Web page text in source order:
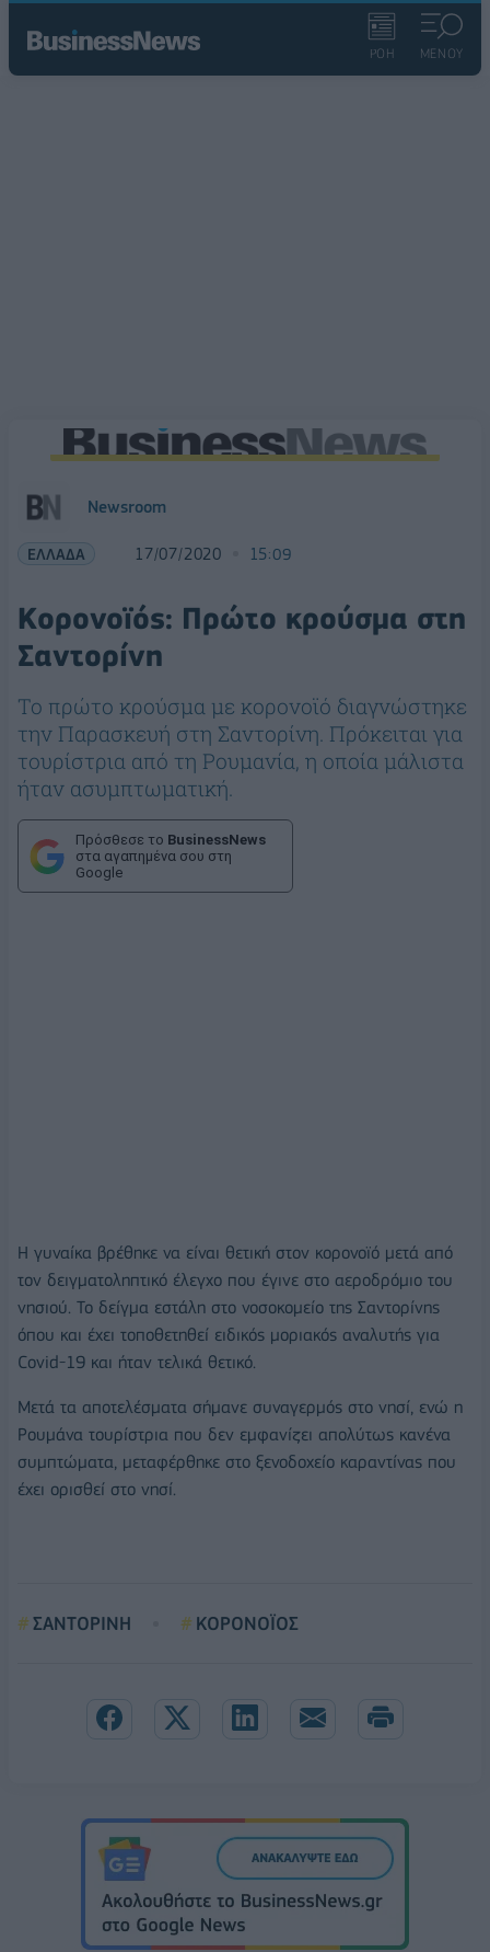
ΡΟΗ ΜΕΝΟΥ
Newsroom
ΕΛΛΑΔΑ 17/07/2020 15:09
Κορονοϊός: Πρώτο κρούσμα στη
Σαντορίνη
Το πρώτο κρούσμα με κορονοϊό διαγνώστηκε
την Παρασκευή στη Σαντορίνη. Πρόκειται για
τουρίστρια από τη Ρουμανία, η οποία μάλιστα
ήταν ασυμπτωματική.
Πρόσθεσε το BusinessNews
στα αγαπημένα σου στη
Google
H γυναίκα βρέθηκε να είναι θετική στον κορονοϊό μετά από
τον δειγματοληπτικό έλεγχο που έγινε στο αεροδρόμιο του
νησιού. Το δείγμα εστάλη στο νοσοκομείο της Σαντορίνης
όπου και έχει τοποθετηθεί ειδικός μοριακός αναλυτής για
Covid-19 και ήταν τελικά θετικό.
Μετά τα αποτελέσματα σήμανε συναγερμός στο νησί, ενώ η
Ρουμάνα τουρίστρια που δεν εμφανίζει απολύτως κανένα
συμπτώματα, μεταφέρθηκε στο ξενοδοχείο καραντίνας που
έχει ορισθεί στο νησί.
ΣΑΝΤΟΡΙΝΗ ΚΟΡΟΝΟΪΟΣ